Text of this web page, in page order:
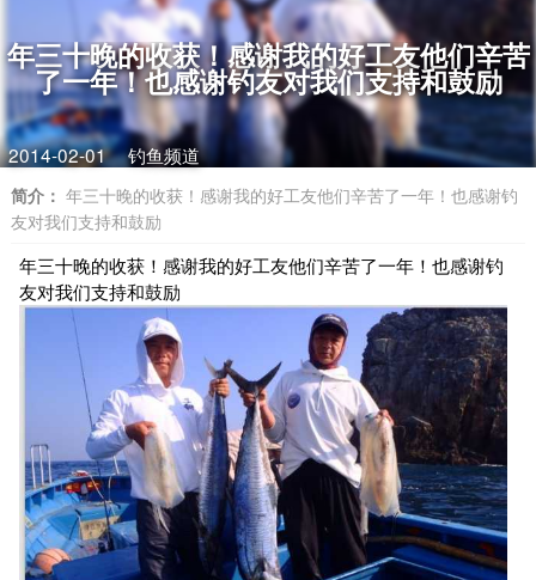
年三十晚的收获！感谢我的好工友他们辛苦
了一年！也感谢钓友对我们支持和鼓励
2014-02-01 钓鱼频道
简介： 年三十晚的收获！感谢我的好工友他们辛苦了一年！也感谢钓
友对我们支持和鼓励
年三十晚的收获！感谢我的好工友他们辛苦了一年！也感谢钓
友对我们支持和鼓励